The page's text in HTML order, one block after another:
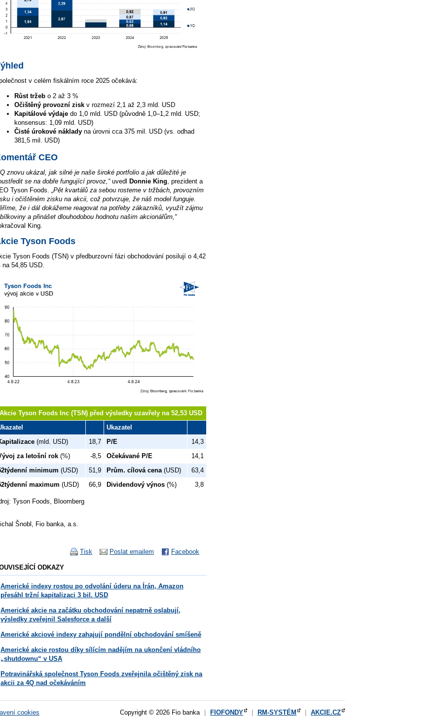
v celém fiskálním roce 2025 očekává:
Růst tržeb o 2 až 3 %
Očištěný provozní zisk v rozmezí 2,1 až 2,3 mld. USD
Kapitálové výdaje do 1,0 mld. USD (původně 1,0–1,2 mld. USD;
konsensus: 1,09 mld. USD)
Čisté úrokové náklady na úrovni cca 375 mil. USD (vs. odhad
381,5 mil. USD)
CEO
znovu ukázal, jak silné je naše široké portfolio a jak důležité je
se na dobře fungující provoz,“uvedl Donnie King, prezident a
Tyson Foods. „Pět kvartálů za sebou rosteme v tržbách, provozním
i očištěném zisku na akcii, což potvrzuje, že náš model funguje.
že i dál dokážeme reagovat na potřeby zákazníků, využít zájmu
a přinášet dlouhodobou hodnotu našim akcionářům,“
King.
Tyson Foods
Tyson Foods (TSN) v předburzovní fázi obchodování posilují o 4,42
na 54,85 USD.
Akcie Tyson Foods Inc (TSN) před výsledky uzavřely na 52,53 USD
Ukazatel
(mld. USD) 18,7 P/E
14,3
za letošní rok (%) -8,5 Očekávané P/E
14,1
minimum (USD) 51,9 Prům. cílová cena(USD)
63,4
maximum (USD) 66,9 Dividendový výnos (%) 3,8
Tyson Foods, Bloomberg
Šnobl, Fio banka, a.s.
Facebook
Poslat emailem
Tisk
ODKAZY
Americké indexy rostou po odvolání úderu na Írán, Amazon
přesáhl tržní kapitalizaci 3 bil. USD
Americké akcie na začátku obchodování nepatrně oslabují,
výsledky zveřejnil Salesforce a další
Americké akciové indexy zahajují pondělní obchodování smíšeně
Americké akcie rostou díky sílícím nadějím na ukončení vládního
„shutdownu“ v USA
Potravinářská společnost Tyson Foods zveřejnila očištěný zisk na
akcii za 4Q nad očekáváním
cookies Copyright © 2026 Fio banka FIOFONDY RM-SYSTÉM AKCIE.CZ